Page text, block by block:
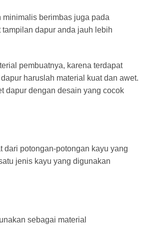
minimalis berimbas juga pada
dapur anda jauh lebih
pembuatnya, karena terdapat
haruslah material kuat dan awet.
dapur dengan desain yang cocok
potongan-potongan kayu yang
jenis kayu yang digunakan
sebagai material